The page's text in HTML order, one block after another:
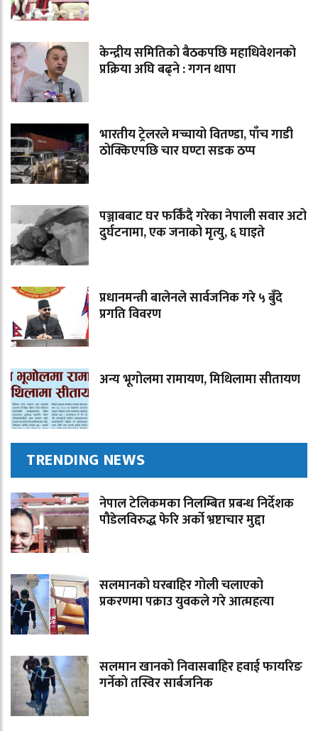
केन्द्रीय समितिको बैठकपछि महाधिवेशनको
प्रक्रिया अघि बढ्ने : गगन थापा
भारतीय ट्रेलरले मच्चायो वितण्डा, पाँच गाडी
ठोक्किएपछि चार घण्टा सडक ठप्प
पञ्जाबबाट घर फर्किंदै गरेका नेपाली सवार अटो
दुर्घटनामा, एक जनाको मृत्यु, ६ घाइते
प्रधानमन्त्री बालेनले सार्वजनिक गरे ५ बुँदे
प्रगति विवरण
अन्य भूगोलमा रामायण, मिथिलामा सीतायण
TRENDING NEWS
नेपाल टेलिकमका निलम्बित प्रबन्ध निर्देशक
पौडेलविरुद्ध फेरि अर्को भ्रष्टाचार मुद्दा
सलमानको घरबाहिर गोली चलाएको
प्रकरणमा पक्राउ युवकले गरे आत्महत्या
सलमान खानको निवासबाहिर हवाई फायरिङ
गर्नेको तस्विर सार्बजनिक